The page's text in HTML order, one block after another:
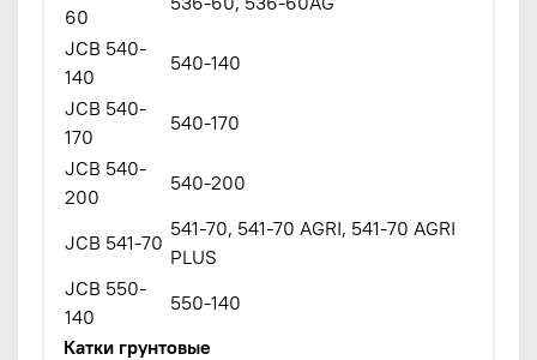
60
JCB 540-
140
540-140
JCB 540-
170
540-170
JCB 540-
200
540-200
JCB 541-70
541-70, 541-70 AGRI, 541-70 AGRI
PLUS
JCB 550-
140
550-140
Катки грунтовые